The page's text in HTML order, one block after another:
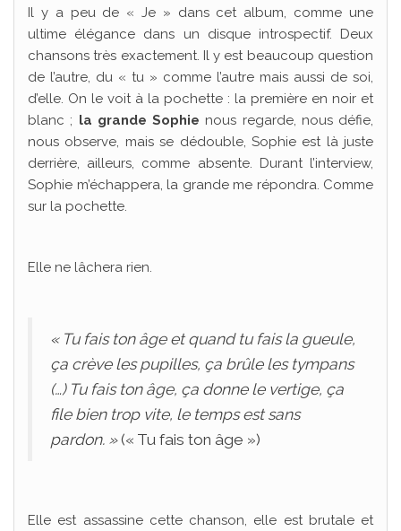
Il y a peu de « Je » dans cet album, comme une
ultime élégance dans un disque introspectif. Deux
chansons très exactement. Il y est beaucoup question
de l’autre, du « tu » comme l’autre mais aussi de soi,
d’elle. On le voit à la pochette : la première en noir et
blanc ; la grande Sophie nous regarde, nous défie,
nous observe, mais se dédouble, Sophie est là juste
derrière, ailleurs, comme absente. Durant l’interview,
Sophie m’échappera, la grande me répondra. Comme
sur la pochette.
Elle ne lâchera rien.
« Tu fais ton âge et quand tu fais la gueule,
ça crève les pupilles, ça brûle les tympans
(…) Tu fais ton âge, ça donne le vertige, ça
file bien trop vite, le temps est sans
pardon. »(« Tu fais ton âge »)
Elle est assassine cette chanson, elle est brutale et